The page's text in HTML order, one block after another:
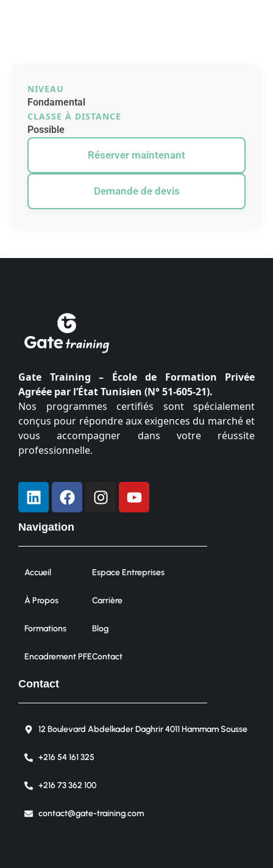
NIVEAU
Fondamental
CLASSE À DISTANCE
Possible
Réserver maintenant
Demande de devis
Gate Training – École de Formation Privée
Agréée par l’État Tunisien (N° 51-605-21).
Nos programmes certifiés sont spécialement
conçus pour répondre aux exigences du marché et
vous accompagner dans votre réussite
professionnelle.
Navigation
Accueil
À Propos
Formations
Encadrement PFE
Espace Entreprises
Carrière
Blog
Contact
Contact
12 Boulevard Abdelkader Daghrir 4011 Hammam Sousse
+216 54 161 325
+216 73 362 100
contact@gate-training.com